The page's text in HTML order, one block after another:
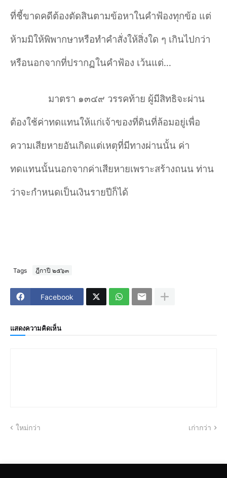
ที่ชี้ขาดคดีต้องตัดสินตามข้อหาในคำฟ้องทุกข้อ แต่
ห้ามมิให้พิพากษาหรือทำคำสั่งให้สิ่งใด ๆ เกินไปกว่า
หรือนอกจากที่ปรากฏในคำฟ้อง เว้นแต่...
มาตรา ๑๓๔๙ วรรคท้าย ผู้มีสิทธิจะผ่าน
ต้องใช้ค่าทดแทนให้แก่เจ้าของที่ดินที่ล้อมอยู่เพื่อ
ความเสียหายอันเกิดแต่เหตุที่มีทางผ่านนั้น ค่า
ทดแทนนั้นนอกจากค่าเสียหายเพราะสร้างถนน ท่าน
ว่าจะกำหนดเป็นเงินรายปีก็ได้
Tags ฎีกาปี ๒๕๖๓
Facebook
แสดงความคิดเห็น
ใหม่กว่า เก่ากว่า